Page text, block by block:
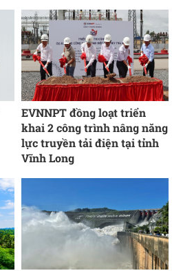
EVNNPT đồng loạt triển
khai 2 công trình nâng năng
lực truyền tải điện tại tỉnh
Vĩnh Long